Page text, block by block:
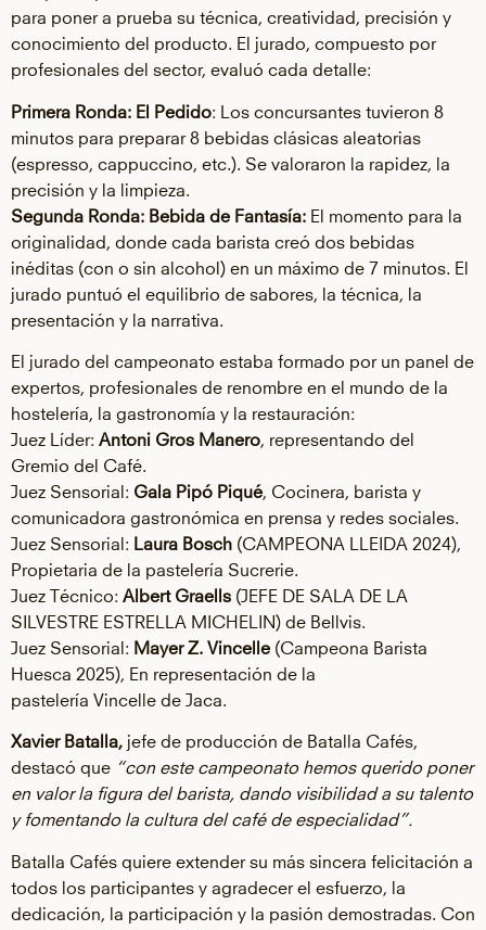
para poner a prueba su técnica, creatividad, precisión y
conocimiento del producto. El jurado, compuesto por
profesionales del sector, evaluó cada detalle:
Primera Ronda: El Pedido: Los concursantes tuvieron 8
minutos para preparar 8 bebidas clásicas aleatorias
(espresso, cappuccino, etc.). Se valoraron la rapidez, la
precisión y la limpieza.
Segunda Ronda: Bebida de Fantasía: El momento para la
originalidad, donde cada barista creó dos bebidas
inéditas (con o sin alcohol) en un máximo de 7 minutos. El
jurado puntuó el equilibrio de sabores, la técnica, la
presentación y la narrativa.
El jurado del campeonato estaba formado por un panel de
expertos, profesionales de renombre en el mundo de la
hostelería, la gastronomía y la restauración:
Juez Líder: Antoni Gros Manero , representando del
Gremio del Café.
Juez Sensorial: Gala Pipó Piqué , Cocinera, barista y
comunicadora gastronómica en prensa y redes sociales.
Juez Sensorial: Laura Bosch (CAMPEONA LLEIDA 2024),
Propietaria de la pastelería Sucrerie.
Juez Técnico: Albert Graells (JEFE DE SALA DE LA
SILVESTRE ESTRELLA MICHELIN) de Bellvis.
Juez Sensorial: Mayer Z. Vincelle (Campeona Barista
Huesca 2025), En representación de la
pastelería Vincelle de Jaca.
Xavier Batalla, jefe de producción de Batalla Cafés,
destacó que “con este campeonato hemos querido poner
en valor la figura del barista, dando visibilidad a su talento
y fomentando la cultura del café de especialidad”.
Batalla Cafés quiere extender su más sincera felicitación a
todos los participantes y agradecer el esfuerzo, la
dedicación, la participación y la pasión demostradas. Con